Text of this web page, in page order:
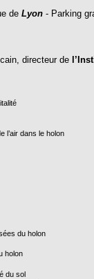
de Lyon - Parking
directeur de
l’air dans le holon
du holon
holon
du sol